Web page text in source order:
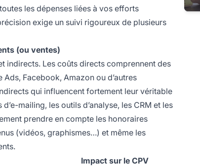
les dépenses liées à vos efforts
exige un suivi rigoureux de plusieurs
(ou ventes)
indirects. Les coûts directs comprennent des
Facebook, Amazon ou d’autres
qui influencent fortement leur véritable
mailing, les outils d’analyse, les CRM et les
prendre en compte les honoraires
(vidéos, graphismes…) et même les
Impact sur le CPV